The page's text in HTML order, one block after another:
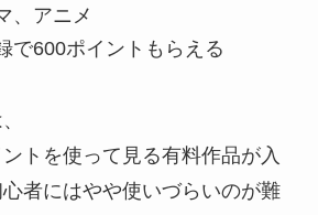
、アニメ
で600ポイントもらえる
トを使って見る有料作品が入
者にはやや使いづらいのが難